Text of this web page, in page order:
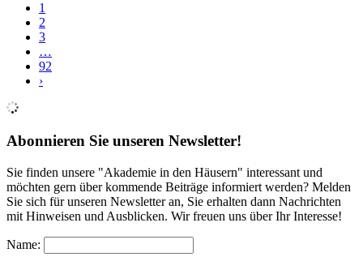
1
2
3
…
92
›
Abonnieren Sie unseren Newsletter!
Sie finden unsere "Akademie in den Häusern" interessant und
möchten gern über kommende Beiträge informiert werden? Melden
Sie sich für unseren Newsletter an, Sie erhalten dann Nachrichten
mit Hinweisen und Ausblicken. Wir freuen uns über Ihr Interesse!
Name: